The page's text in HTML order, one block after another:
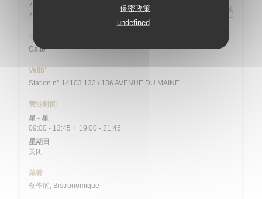
保密政策
undefined
79 rue Daguerre - 01 43 21 92 29
75014 Paris
((在新窗口中打开))
路线
地铁
Gaîté
Velib'
Station n° 14103 132 / 136 AVENUE DU MAINE
营业时间
星 - 星
09:00 - 13:45 •
19:00 - 21:45
星期日
关闭
菜肴
创作的, Bistronomique